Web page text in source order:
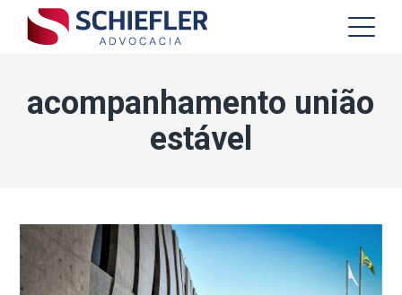
acompanhamento união
estável